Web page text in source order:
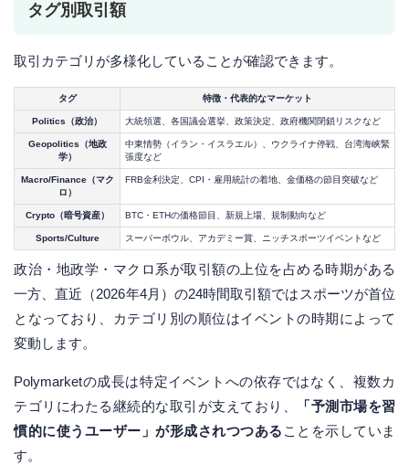
タグ別取引額
取引カテゴリが多様化していることが確認できます。
タグ 特徴・代表的なマーケット
Politics（政治） 大統領選、各国議会選挙、政策決定、政府機関閉鎖リスクなど
Geopolitics（地政
学）
中東情勢（イラン・イスラエル）、ウクライナ停戦、台湾海峡緊
張度など
Macro/Finance（マク
ロ）
FRB金利決定、CPI・雇用統計の着地、金価格の節目突破など
Crypto（暗号資産） BTC・ETHの価格節目、新規上場、規制動向など
Sports/Culture スーパーボウル、アカデミー賞、ニッチスポーツイベントなど
政治・地政学・マクロ系が取引額の上位を占める時期がある
一方、直近（2026年4月）の24時間取引額ではスポーツが首位
となっており、カテゴリ別の順位はイベントの時期によって
変動します。
Polymarketの成長は特定イベントへの依存ではなく、複数カ
テゴリにわたる継続的な取引が支えており、
「予測市場を習
慣的に使うユーザー」が形成されつつある ことを示していま
す。